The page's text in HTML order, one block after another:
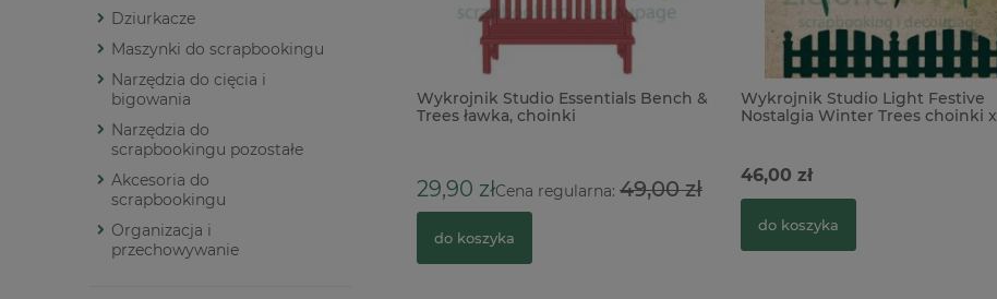
Dziurkacze
Maszynki do scrapbookingu
Narzędzia do cięcia i
bigowania
Narzędzia do
scrapbookingu pozostałe
Akcesoria do
scrapbookingu
Organizacja i
przechowywanie
Wykrojnik Studio Essentials Bench &
Trees ławka, choinki
29,90 złCena regularna: 49,00 zł
do koszyka
Wykrojnik Studio Light Festive
Nostalgia Winter Trees choinki x
46,00 zł
do koszyka